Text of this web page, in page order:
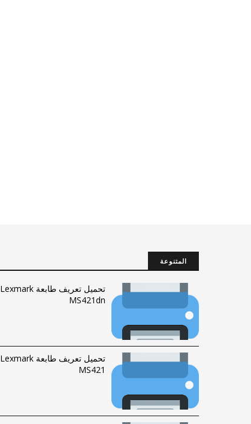
المتنوعة
تحميل تعريف طابعة Lexmark
MS421dn
تحميل تعريف طابعة Lexmark
MS421